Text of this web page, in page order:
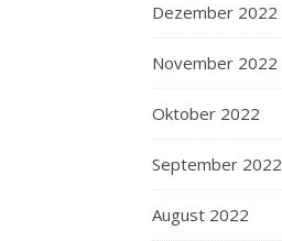
Dezember 2022
November 2022
Oktober 2022
September 2022
August 2022